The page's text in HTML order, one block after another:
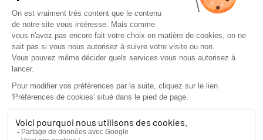
VOUS ÊTES